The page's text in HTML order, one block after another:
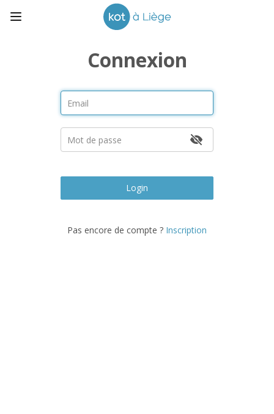
Connexion
Login
Pas encore de compte ? Inscription